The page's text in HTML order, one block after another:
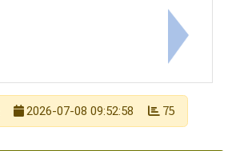
臺南市 115 學年度學生舞蹈比賽，校
下一筆：
2026-07-08 09:52:58 75